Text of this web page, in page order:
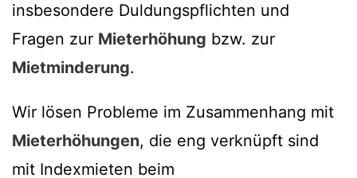
insbesondere Duldungspflichten und
Fragen zur Mieterhöhung bzw. zur
Mietminderung.
Wir lösen Probleme im Zusammenhang mit
Mieterhöhungen, die eng verknüpft sind
mit Indexmieten beim